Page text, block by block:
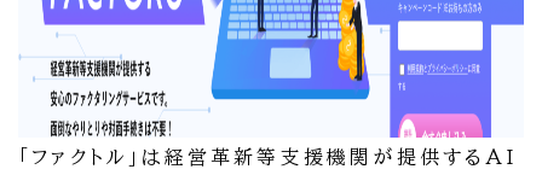
「ファクトル」は経営革新等支援機関が提供するAI